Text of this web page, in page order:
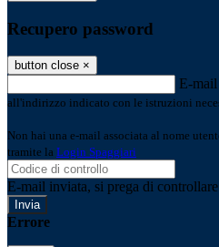
Recupero password
button close ×
E-mail
all'indirizzo indicato con le istruzioni
Non hai una e-mail associata al nome
tramite la Login Spaggiari
E-mail inviata, si prega di
Errore